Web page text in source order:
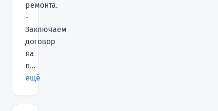
ремонта.
-
Заключаем
договор
на
п...
ещё